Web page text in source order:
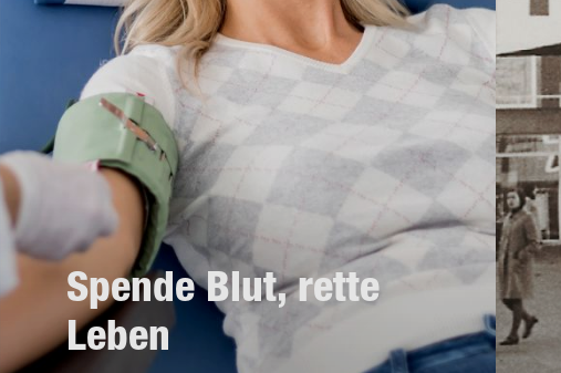
Spen­de Blut, rette
Leben